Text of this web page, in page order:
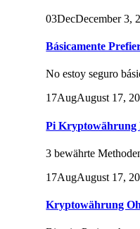
03DecDecember 3,
Básicamente
No estoy seguro
17AugAugust 17,
Pi Kryptowährung
3 bewährte
17AugAugust 17,
Kryptowährung